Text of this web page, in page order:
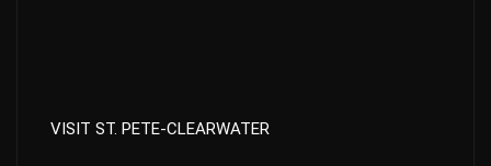
VISIT ST. PETE-CLEARWATER